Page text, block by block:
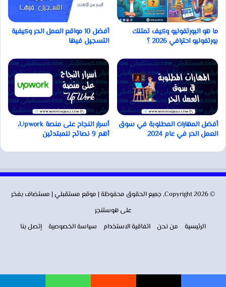
ما هو البورتفوليو وكيف تمتلك
بورتفوليو احترافي 2026 ؟
أفضل 10 مواقع العمل الحر وكيفية
التسجيل فيها
أفضل المهارات المطلوبة في سوق
العمل الحر في عام 2024
أسرار النجاح على منصة Upwork،
أهم 9 نصائح للمبتدئين
© Copyright 2026, جميع الحقوق محفوظة | موقع مستقبلي| مستضاف بفخر
علىهوستنجر
الرئيسية
من نحن اتفاقية الاستخدام سياسة الخصوصية إتصل بنا